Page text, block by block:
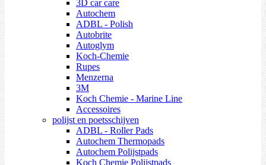
3D car care
Autochem
ADBL - Polish
Autobrite
Autoglym
Koch-Chemie
Rupes
Menzerna
3M
Koch Chemie - Marine Line
Accessoires
polijst en poetsschijven
ADBL - Roller Pads
Autochem Thermopads
Autochem Polijstpads
Koch Chemie Polijstpads